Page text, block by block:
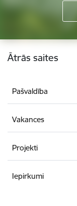
Kājene
Ātrās saites
Pašvaldība
Vakances
Projekti
Iepirkumi